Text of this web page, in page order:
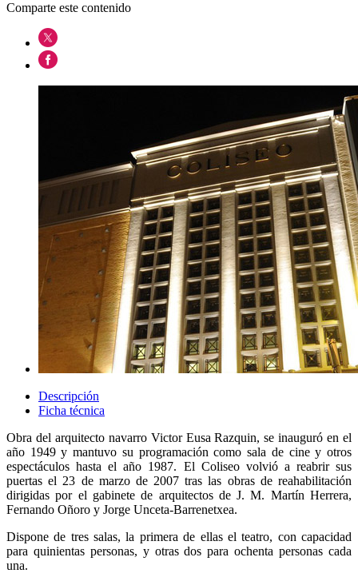
Comparte este contenido
Descripción
Ficha técnica
Obra del arquitecto navarro Victor Eusa Razquin, se inauguró en el
año 1949 y mantuvo su programación como sala de cine y otros
espectáculos hasta el año 1987. El Coliseo volvió a reabrir sus
puertas el 23 de marzo de 2007 tras las obras de reahabilitación
dirigidas por el gabinete de arquitectos de J. M. Martín Herrera,
Fernando Oñoro y Jorge Unceta-Barrenetxea.
Dispone de tres salas, la primera de ellas el teatro, con capacidad
para quinientas personas, y otras dos para ochenta personas cada
una.